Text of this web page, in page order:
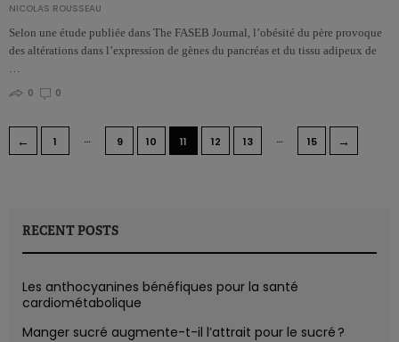
NICOLAS ROUSSEAU
Selon une étude publiée dans The FASEB Journal, l’obésité du père provoque
des altérations dans l’expression de gènes du pancréas et du tissu adipeux de
0
0
← 1 … 9 10 11 12 13 … 15 →
RECENT POSTS
Les anthocyanines bénéfiques pour la santé
cardiométabolique
Manger sucré augmente-t-il l’attrait pour le sucré ?